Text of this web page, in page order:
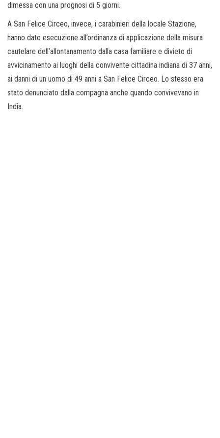
dimessa con una prognosi di 5 giorni.
A San Felice Circeo, invece, i carabinieri della locale Stazione,
hanno dato esecuzione all’ordinanza di applicazione della misura
cautelare dell’allontanamento dalla casa familiare e divieto di
avvicinamento ai luoghi della convivente cittadina indiana di 37 anni,
ai danni di un uomo di 49 anni a San Felice Circeo. Lo stesso era
stato denunciato dalla compagna anche quando convivevano in
India.